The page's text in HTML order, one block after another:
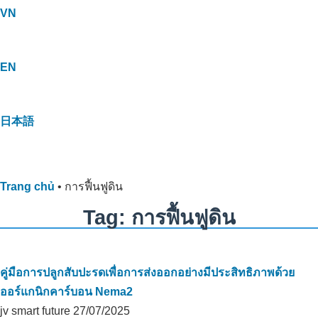
VN
EN
日本語
Trang chủ • การฟื้นฟูดิน
Tag: การฟื้นฟูดิน
คู่มือการปลูกสับปะรดเพื่อการส่งออกอย่างมีประสิทธิภาพด้วย
ออร์แกนิกคาร์บอน Nema2
jv smart future 27/07/2025